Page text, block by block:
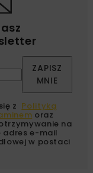
ZAPISZ
MNIE
z Polityką
oraz
na
adres e-mail
w postaci